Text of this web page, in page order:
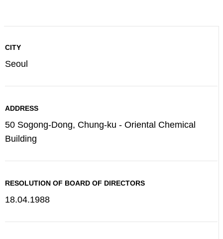
CITY
Seoul
ADDRESS
50 Sogong-Dong, Chung-ku - Oriental Chemical
Building
RESOLUTION OF BOARD OF DIRECTORS
18.04.1988